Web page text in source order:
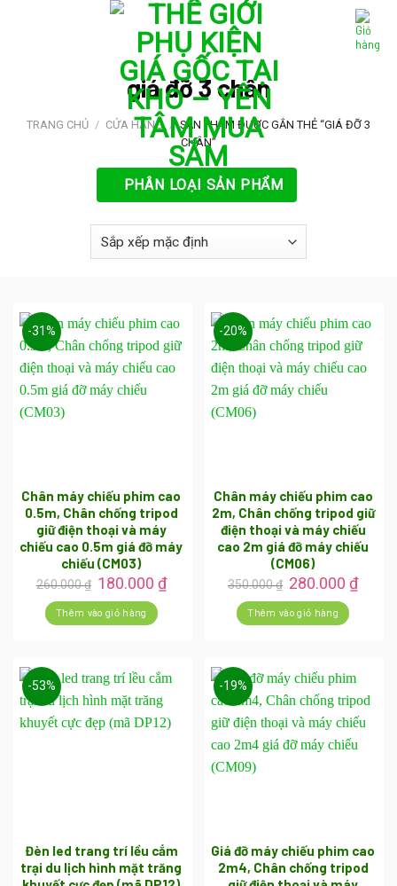
giá đỡ 3 chân
TRANG CHỦ / CỬA HÀNG / SẢN PHẨM ĐƯỢC GẮN THẺ “GIÁ ĐỠ 3
CHÂN”
PHÂN LOẠI SẢN PHẨM
-31%
Chân máy chiếu phim cao
0.5m, Chân chống tripod
giữ điện thoại và máy
chiếu cao 0.5m giá đỡ máy
chiếu (CM03)
260.000₫ Giá
gốc
là:
260.000 ₫.
180.000 ₫Giá
hiện
Thêm vào giỏ hàng
-20%
Chân máy chiếu phim cao
2m, Chân chống tripod giữ
điện thoại và máy chiếu
cao 2m giá đỡ máy chiếu
(CM06)
350.000₫ Giá
gốc
là:
350.000 ₫.
280.000₫Giá
hiện
Thêm vào giỏ hàng
-53%
Đèn led trang trí lều cắm
trại du lịch hình mặt trăng
-19%
Giá đỡ máy chiếu phim cao
2m4, Chân chống tripod